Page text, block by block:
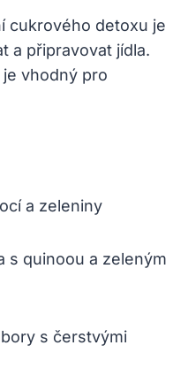
cukrového detoxu je
a připravovat jídla.
vhodný pro
a zeleniny
s quinoou a zeleným
s čerstvými